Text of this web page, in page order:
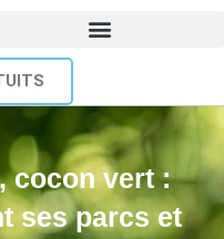
cocon vert :
ses parcs et